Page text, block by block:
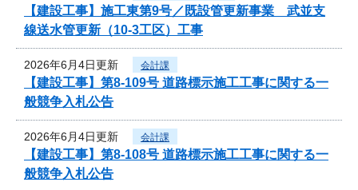
【建設工事】施工東第9号／既設管更新事業 武並支
線送水管更新（10-3工区）工事
2026年6月4日更新 会計課
【建設工事】第8-109号 道路標示施工工事に関する一
般競争入札公告
2026年6月4日更新 会計課
【建設工事】第8-108号 道路標示施工工事に関する一
般競争入札公告